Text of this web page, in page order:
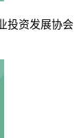
投资发展协会